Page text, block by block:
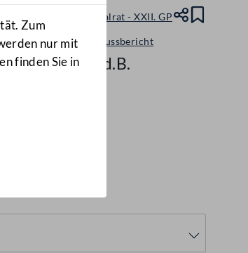
Zum
nur mit
finden Sie in
Nationalrat - XXII. GP
Ausschussbericht
749 d.B.